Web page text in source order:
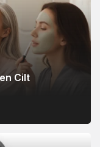
Cilt